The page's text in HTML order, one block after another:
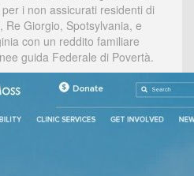
i non assicurati residenti di
Re Giorgio, Spotsylvania, e
con un reddito familiare
guida Federale di Povertà.